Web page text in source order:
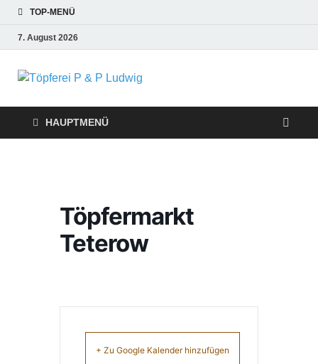
TOP-MENÜ
7. August 2026
HAUPTMENÜ
Töpfermarkt
Teterow
+ Zu Google Kalender hinzufügen